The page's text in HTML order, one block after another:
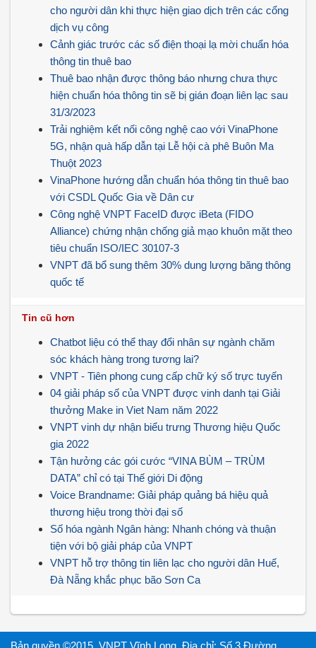
cho người dân khi thực hiện giao dịch trên các cổng
dịch vụ công
Cảnh giác trước các số điện thoại lạ mời chuẩn hóa
thông tin thuê bao
Thuê bao nhận được thông báo nhưng chưa thực
hiện chuẩn hóa thông tin sẽ bị gián đoạn liên lạc sau
31/3/2023
Trải nghiệm kết nối công nghệ cao với VinaPhone
5G, nhận quà hấp dẫn tại Lễ hội cà phê Buôn Ma
Thuột 2023
VinaPhone hướng dẫn chuẩn hóa thông tin thuê bao
với CSDL Quốc Gia về Dân cư
Công nghệ VNPT FaceID được iBeta (FIDO
Alliance) chứng nhận chống giả mạo khuôn mặt theo
tiêu chuẩn ISO/IEC 30107-3
VNPT đã bổ sung thêm 30% dung lượng băng thông
quốc tế
Tin cũ hơn
Chatbot liệu có thể thay đổi nhân sự ngành chăm
sóc khách hàng trong tương lai?
VNPT - Tiên phong cung cấp chữ ký số trực tuyến
04 giải pháp số của VNPT được vinh danh tại Giải
thưởng Make in Viet Nam năm 2022
VNPT vinh dự nhận biểu trưng Thương hiệu Quốc
gia 2022
Tận hưởng các gói cước “VINA BÙM – TRÙM
DATA” chỉ có tại Thế giới Di động
Voice Brandname: Giải pháp quảng bá hiệu quả
thương hiệu trong thời đại số
Số hóa ngành Ngân hàng: Nhanh chóng và thuận
tiện với bộ giải pháp của VNPT
VNPT hỗ trợ thông tin liên lạc cho người dân Huế,
Đà Nẵng khắc phục bão Sơn Ca
Bản quyền ©2015. VNPT Vĩnh Long. Địa chỉ: Số 3 Đường